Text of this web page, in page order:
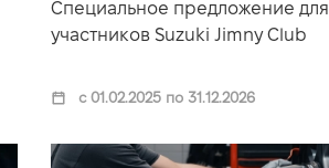
Специальное предложение для
участников Suzuki Jimny Club
с 01.02.2025 по 31.12.2026